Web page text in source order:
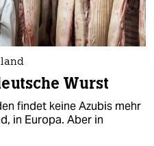
Wurst
findet keine Azubis mehr
in Europa. Aber in